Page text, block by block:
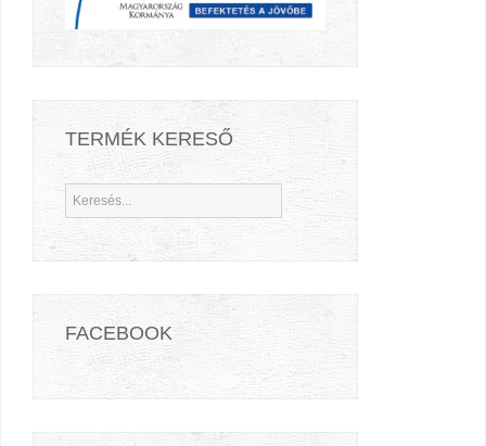
TERMÉK KERESŐ
FACEBOOK